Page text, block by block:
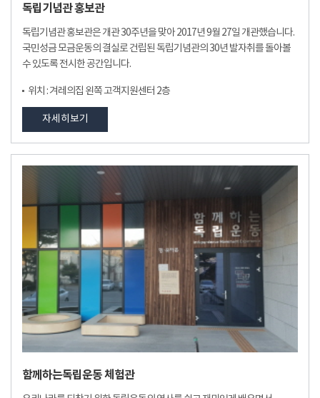
독립기념관 홍보관
독립기념관 홍보관은 개관 30주년을 맞아 2017년 9월 27일 개관했습니다.
국민성금 모금운동의 결실로 건립된 독립기념관의 30년 발자취를 돌아볼
수 있도록 전시한 공간입니다.
위치 : 겨레의집 왼쪽 고객지원센터 2층
자세히보기
함께하는독립운동 체험관